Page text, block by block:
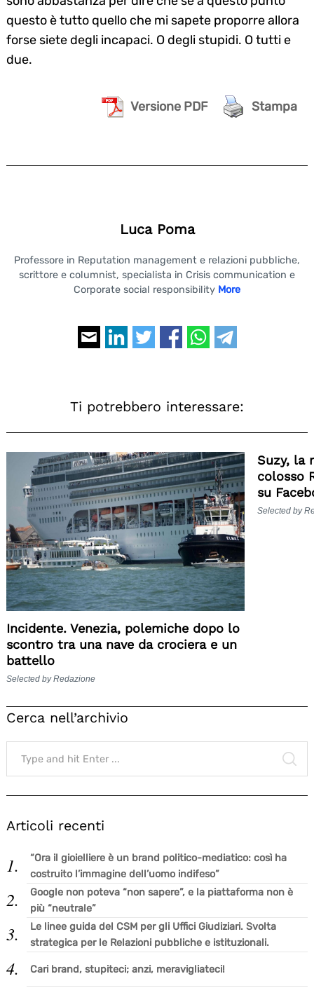
questo è tutto quello che mi sapete proporre allora
forse siete degli incapaci. O degli stupidi. O tutti e
due.
Versione PDF Stampa
Luca Poma
Professore in Reputation management e relazioni pubbliche,
scrittore e columnist, specialista in Crisis communication e
Corporate social responsibility More
Ti potrebbero interessare:
Incidente. Venezia, polemiche dopo lo
scontro tra una nave da crociera e un
battello
Selected by Redazione
Suzy, la
colosso
su
Selected by
Cerca nell’archivio
Search
for:
Articoli recenti
“Ora il gioielliere è un brand politico-mediatico: così ha
costruito l’immagine dell’uomo indifeso”
Google non poteva “non sapere”, e la piattaforma non è
più “neutrale”
Le linee guida del CSM per gli Uffici Giudiziari. Svolta
strategica per le Relazioni pubbliche e istituzionali.
Cari brand, stupiteci; anzi, meravigliateci!